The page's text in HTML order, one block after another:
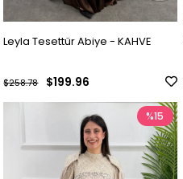
Leyla Tesettür Abiye - KAHVE
$199.96
$258.78
%15